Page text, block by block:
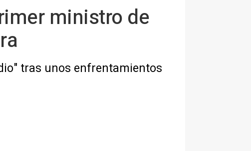
ministro de
tras unos enfrentamientos